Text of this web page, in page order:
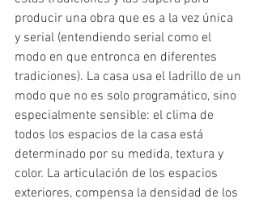
producir una obra que es a la vez única
y serial (entendiendo serial como el
modo en que entronca en diferentes
tradiciones). La casa usa el ladrillo de un
modo que no es solo programático, sino
especialmente sensible: el clima de
todos los espacios de la casa está
determinado por su medida, textura y
color. La articulación de los espacios
exteriores, compensa la densidad de los